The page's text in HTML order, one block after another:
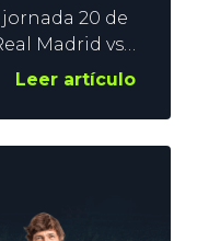
20 de
Madrid vs
ocurrir en
racha
que está
Leer artículo